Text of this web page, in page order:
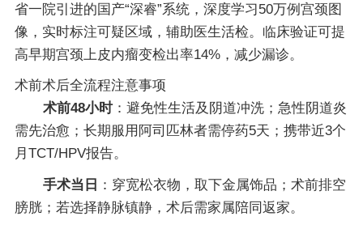
省一院引进的国产“深睿”系统，深度学习50万例宫颈图
像，实时标注可疑区域，辅助医生活检。临床验证可提
高早期宫颈上皮内瘤变检出率14%，减少漏诊。
术前术后全流程注意事项
术前48小时：避免性生活及阴道冲洗；急性阴道炎
需先治愈；长期服用阿司匹林者需停药5天；携带近3个
月TCT/HPV报告。
手术当日 ：穿宽松衣物，取下金属饰品；术前排空
膀胱；若选择静脉镇静，术后需家属陪同返家。